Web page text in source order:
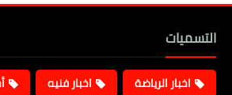
التسميات
اخبار الرياضة اخبار فنيه